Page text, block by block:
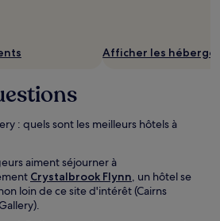
Afficher les
: quels sont les meilleurs hôtels à
aiment séjourner à
Crystalbrook Flynn, un hôtel se
loin de ce site d'intérêt (Cairns